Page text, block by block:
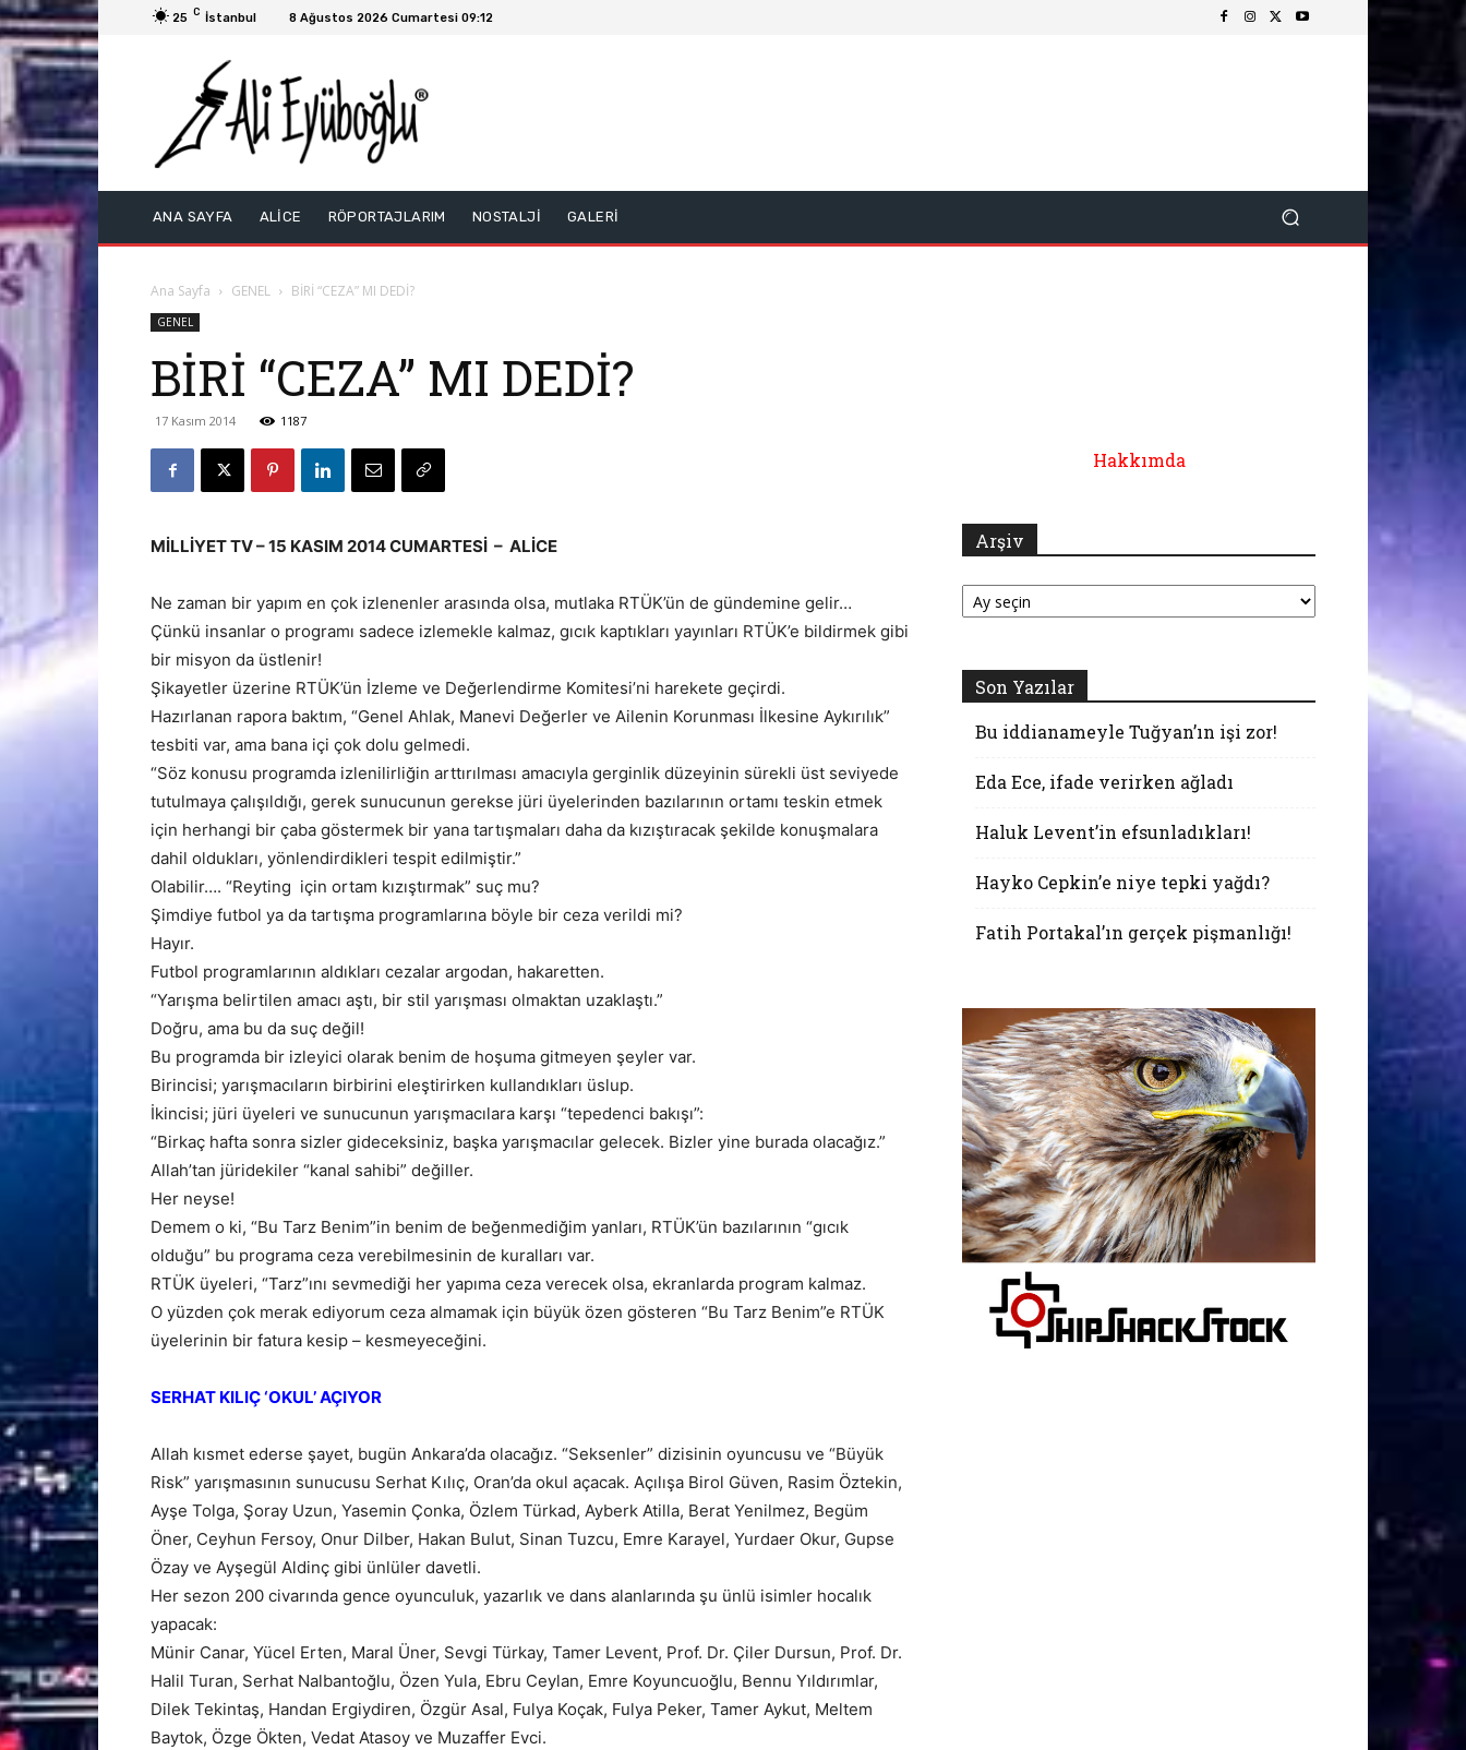
25 C İstanbul 8 Ağustos 2026 Cumartesi 09:12
ANA SAYFA ALİCE RÖPORTAJLARIM NOSTALJİ GALERİ
Ana Sayfa GENEL BİRİ “CEZA” MI DEDİ?
GENEL
BİRİ “CEZA” MI DEDİ?
17 Kasım 2014 1187
MİLLİYET TV – 15 KASIM 2014 CUMARTESİ – ALİCE
Ne zaman bir yapım en çok izlenenler arasında olsa, mutlaka RTÜK’ün de gündemine gelir…
Çünkü insanlar o programı sadece izlemekle kalmaz, gıcık kaptıkları yayınları RTÜK’e bildirmek gibi
bir misyon da üstlenir!
Şikayetler üzerine RTÜK’ün İzleme ve Değerlendirme Komitesi’ni harekete geçirdi.
Hazırlanan rapora baktım, “Genel Ahlak, Manevi Değerler ve Ailenin Korunması İlkesine Aykırılık”
tesbiti var, ama bana içi çok dolu gelmedi.
“Söz konusu programda izlenilirliğin arttırılması amacıyla gerginlik düzeyinin sürekli üst seviyede
tutulmaya çalışıldığı, gerek sunucunun gerekse jüri üyelerinden bazılarının ortamı teskin etmek
için herhangi bir çaba göstermek bir yana tartışmaları daha da kızıştıracak şekilde konuşmalara
dahil oldukları, yönlendirdikleri tespit edilmiştir.”
Olabilir…. “Reyting için ortam kızıştırmak” suç mu?
Şimdiye futbol ya da tartışma programlarına böyle bir ceza verildi mi?
Hayır.
Futbol programlarının aldıkları cezalar argodan, hakaretten.
“Yarışma belirtilen amacı aştı, bir stil yarışması olmaktan uzaklaştı.”
Doğru, ama bu da suç değil!
Bu programda bir izleyici olarak benim de hoşuma gitmeyen şeyler var.
Birincisi; yarışmacıların birbirini eleştirirken kullandıkları üslup.
İkincisi; jüri üyeleri ve sunucunun yarışmacılara karşı “tepedenci bakışı”:
“Birkaç hafta sonra sizler gideceksiniz, başka yarışmacılar gelecek. Bizler yine burada olacağız.”
Allah’tan jüridekiler “kanal sahibi” değiller.
Her neyse!
Demem o ki, “Bu Tarz Benim”in benim de beğenmediğim yanları, RTÜK’ün bazılarının “gıcık
olduğu” bu programa ceza verebilmesinin de kuralları var.
RTÜK üyeleri, “Tarz”ını sevmediği her yapıma ceza verecek olsa, ekranlarda program kalmaz.
O yüzden çok merak ediyorum ceza almamak için büyük özen gösteren “Bu Tarz Benim”e RTÜK
üyelerinin bir fatura kesip – kesmeyeceğini.
SERHAT KILIÇ ‘OKUL’ AÇIYOR
Allah kısmet ederse şayet, bugün Ankara’da olacağız. “Seksenler” dizisinin oyuncusu ve “Büyük
Risk” yarışmasının sunucusu Serhat Kılıç, Oran’da okul açacak. Açılışa Birol Güven, Rasim Öztekin,
Ayşe Tolga, Şoray Uzun, Yasemin Çonka, Özlem Türkad, Ayberk Atilla, Berat Yenilmez, Begüm
Öner, Ceyhun Fersoy, Onur Dilber, Hakan Bulut, Sinan Tuzcu, Emre Karayel, Yurdaer Okur, Gupse
Özay ve Ayşegül Aldinç gibi ünlüler davetli.
Her sezon 200 civarında gence oyunculuk, yazarlık ve dans alanlarında şu ünlü isimler hocalık
yapacak:
Münir Canar, Yücel Erten, Maral Üner, Sevgi Türkay, Tamer Levent, Prof. Dr. Çiler Dursun, Prof. Dr.
Halil Turan, Serhat Nalbantoğlu, Özen Yula, Ebru Ceylan, Emre Koyuncuoğlu, Bennu Yıldırımlar,
Dilek Tekintaş, Handan Ergiydiren, Özgür Asal, Fulya Koçak, Fulya Peker, Tamer Aykut, Meltem
Baytok, Özge Ökten, Vedat Atasoy ve Muzaffer Evci.
Hakkımda
Arşiv
Arşiv
Son Yazılar
Bu iddianameyle Tuğyan’ın işi zor!
Eda Ece, ifade verirken ağladı
Haluk Levent’in efsunladıkları!
Hayko Cepkin’e niye tepki yağdı?
Fatih Portakal’ın gerçek pişmanlığı!